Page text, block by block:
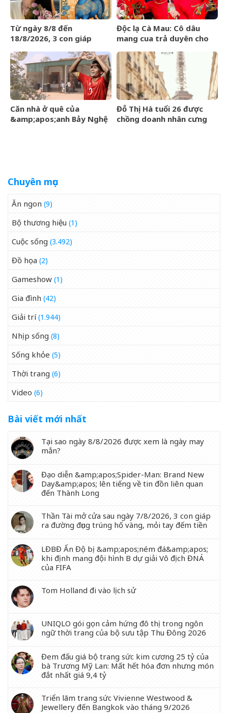
Từ ngày 8/8 đến
18/8/2026, 3 con giáp
HIẾM CÓ, tiền bạc tự động
kéo về
Độc lạ Cà Mau: Cô dâu
mang cua trả duyên cho
Căn nhà ở quê của
&amp;apos;anh Bảy Nghệ
Đỗ Thị Hà tuổi 26 được
chồng doanh nhân cưng
Chuyên mục
Ăn ngon (9)
Bộ thương hiệu (1)
Cuộc sống (3.492)
Đồ họa (2)
Gameshow (1)
Gia đình (42)
Giải trí(1.944)
Nhịp sống (8)
Sống khỏe (5)
Thời trang (6)
Video (6)
Bài viết mới nhất
Tại sao ngày 8/8/2026 được xem là ngày may
mắn?
Đạo diễn &amp;apos;Spider-Man: Brand New
Day&amp;apos; lên tiếng về tin đồn liên quan
đến Thành Long
Thần Tài mở cửa sau ngày 7/8/2026, 3 con giáp
ra đường đụng trúng hố vàng, mỏi tay đếm tiền
LĐBĐ Ấn Độ bị &amp;apos;ném đá&amp;apos;
khi định mang đội hình B dự giải Vô địch ĐNÁ
của FIFA
Tom Holland đi vào lịch sử
UNIQLO gói gọn cảm hứng đô thị trong ngôn
ngữ thời trang của bộ sưu tập Thu Đông 2026
Đem đấu giá bộ trang sức kim cương 25 tỷ của
bà Trương Mỹ Lan: Mất hết hóa đơn nhưng món
đắt nhất giá 9,4 tỷ
Triển lãm trang sức Vivienne Westwood &
Jewellery đến Bangkok vào tháng 9/2026